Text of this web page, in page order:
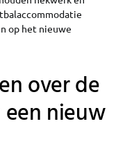
op het nieuwe
over de
nieuw